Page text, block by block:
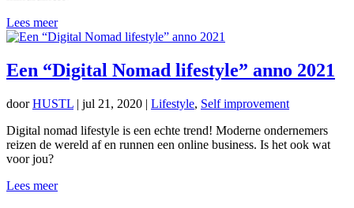
Lees meer
Een “Digital Nomad lifestyle” anno 2021
doorHUSTL | jul 21, 2020 | Lifestyle, Self improvement
Digital nomad lifestyle is een echte trend! Moderne ondernemers
reizen de wereld af en runnen een online business. Is het ook wat
voor jou?
Lees meer